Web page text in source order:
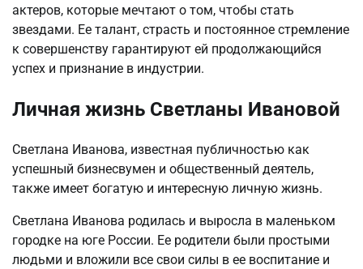
актеров, которые мечтают о том, чтобы стать
звездами. Ее талант, страсть и постоянное стремление
к совершенству гарантируют ей продолжающийся
успех и признание в индустрии.
Личная жизнь Светланы Ивановой
Светлана Иванова, известная публичностью как
успешный бизнесвумен и общественный деятель,
также имеет богатую и интересную личную жизнь.
Светлана Иванова родилась и выросла в маленьком
городке на юге России. Ее родители были простыми
людьми и вложили все свои силы в ее воспитание и